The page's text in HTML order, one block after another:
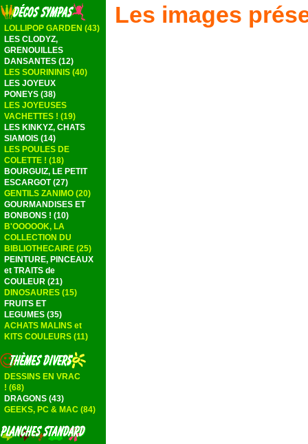
LOLLIPOP GARDEN (43)
LES CLODYZ,
GRENOUILLES
DANSANTES (12)
LES SOURININIS (40)
LES JOYEUX
PONEYS (38)
LES JOYEUSES
VACHETTES ! (19)
LES KINKYZ, CHATS
SIAMOIS (14)
LES POULES DE
COLETTE ! (18)
BOURGUIZ, LE PETIT
ESCARGOT (27)
GENTILS ZANIMO (20)
GOURMANDISES ET
BONBONS ! (10)
B'OOOOOK, LA
COLLECTION DU
BIBLIOTHECAIRE (25)
PEINTURE, PINCEAUX
et TRAITS de
COULEUR (21)
DINOSAURES (15)
FRUITS ET
LEGUMES (35)
ACHATS MALINS et
KITS COULEURS (11)
DESSINS EN VRAC
! (68)
DRAGONS (43)
GEEKS, PC & MAC (84)
Les images